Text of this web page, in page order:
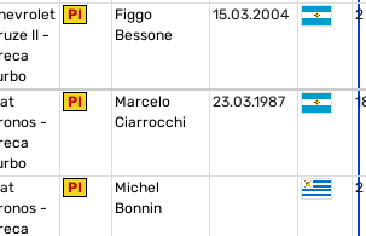
II -
PI
Figgo
Bessone
15.03.2004 2
-
PI
Marcelo
Ciarrocchi
23.03.1987
-
PI
Michel
Bonnin
2